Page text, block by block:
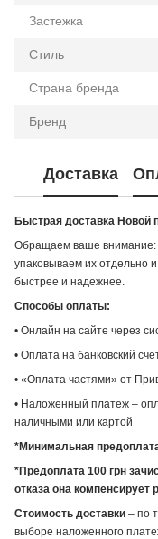
Застежка
Стиль
Страна бренда
Бренд
Доставка
Быстрая доставка Новой
Обращаем ваше внимание:
упаковываем их отдельно
быстрее и надежнее.
Способы оплаты:
• Онлайн на сайте через
• Оплата на банковский
• «Оплата частями» от
• Наложенный платеж –
наличными или картой
*Минимальная
*Предоплата 100 грн
отказа она компенсирует
Стоимость доставки – по
выборе наложенного